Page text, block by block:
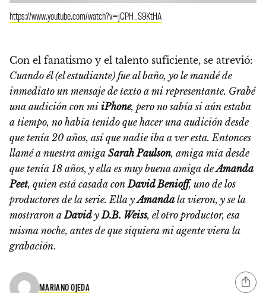
https://www.youtube.com/watch?v=jCPH_S9KtHA
Con el fanatismo y el talento suficiente, se atrevió:
Cuando él (el estudiante) fue al baño, yo le mandé de
inmediato un mensaje de texto a mi representante. Grabé
una audición con mi iPhone, pero no sabía si aún estaba
a tiempo, no había tenido que hacer una audición desde
que tenía 20 años, así que nadie iba a ver esta. Entonces
llamé a nuestra amiga Sarah Paulson, amiga mía desde
que tenía 18 años, y ella es muy buena amiga deAmanda
Peet, quien está casada conDavid Benioff, uno de los
productores de la serie. Ella yAmanda la vieron, y se la
mostraron aDavid yD.B. Weiss, el otro productor, esa
misma noche, antes de que siquiera mi agente viera la
grabación.
MARIANO OJEDA